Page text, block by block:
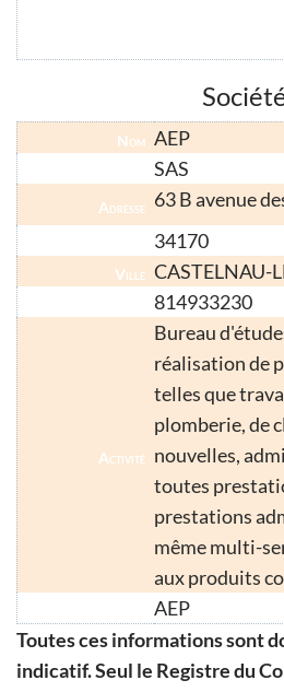
Nom AEP
SAS
Adresse 63 B avenue
34170
Ville CASTELNAU-
814933230
Activité
Bureau
réalisation de
telles que
plomberie, de
nouvelles,
toutes
prestations
même multi-
aux produits
AEP
Toutes ces informations sont
indicatif. Seul le Registre du